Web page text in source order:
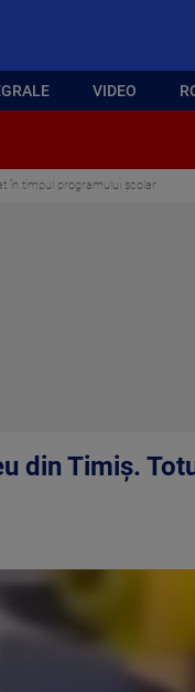
VIDEO
în timpul programului școlar
din Timiș.